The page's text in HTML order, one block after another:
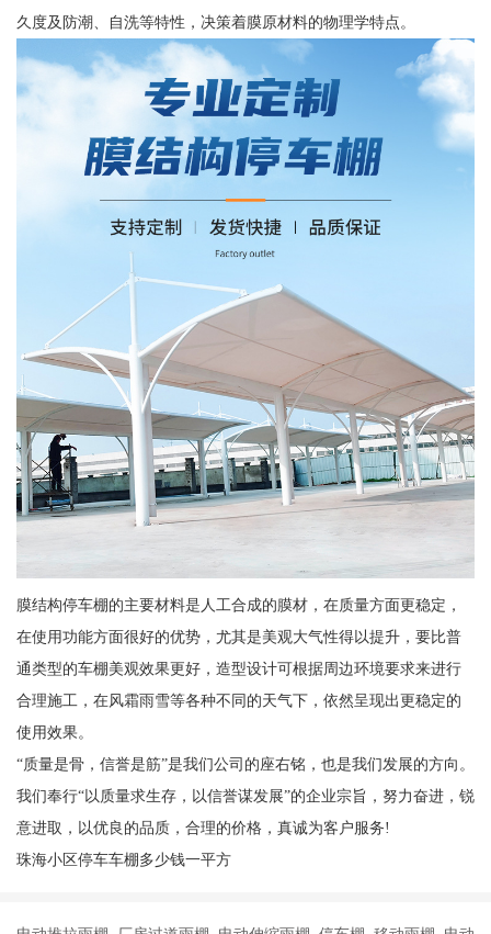
久度及防潮、自洗等特性，决策着膜原材料的物理学特点。
膜结构停车棚的主要材料是人工合成的膜材，在质量方面更稳定，
在使用功能方面很好的优势，尤其是美观大气性得以提升，要比普
通类型的车棚美观效果更好，造型设计可根据周边环境要求来进行
合理施工，在风霜雨雪等各种不同的天气下，依然呈现出更稳定的
使用效果。
“质量是骨，信誉是筋”是我们公司的座右铭，也是我们发展的方向。
我们奉行“以质量求生存，以信誉谋发展”的企业宗旨，努力奋进，锐
意进取，以优良的品质，合理的价格，真诚为客户服务!
珠海小区停车车棚多少钱一平方